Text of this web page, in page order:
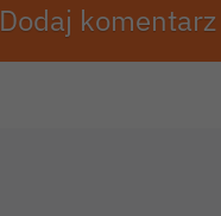
Dodaj komentarz